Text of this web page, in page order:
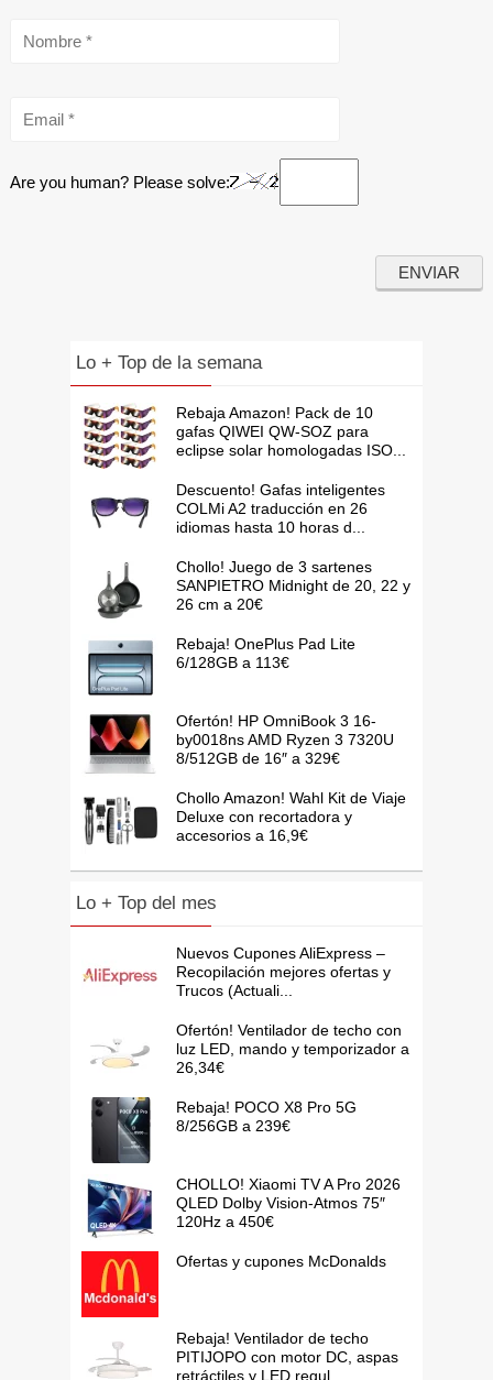
Are you human? Please solve:
Lo + Top de la semana
Rebaja Amazon! Pack de 10
gafas QIWEI QW-SOZ para
eclipse solar homologadas ISO...
Descuento! Gafas inteligentes
COLMi A2 traducción en 26
idiomas hasta 10 horas d...
Chollo! Juego de 3 sartenes
SANPIETRO Midnight de 20, 22 y
26 cm a 20€
Rebaja! OnePlus Pad Lite
6/128GB a 113€
Ofertón! HP OmniBook 3 16-
by0018ns AMD Ryzen 3 7320U
8/512GB de 16″ a 329€
Chollo Amazon! Wahl Kit de Viaje
Deluxe con recortadora y
accesorios a 16,9€
Lo + Top del mes
Nuevos Cupones AliExpress –
Recopilación mejores ofertas y
Trucos (Actuali...
Ofertón! Ventilador de techo con
luz LED, mando y temporizador a
26,34€
Rebaja! POCO X8 Pro 5G
8/256GB a 239€
CHOLLO! Xiaomi TV A Pro 2026
QLED Dolby Vision-Atmos 75″
120Hz a 450€
Ofertas y cupones McDonalds
Rebaja! Ventilador de techo
PITIJOPO con motor DC, aspas
retráctiles y LED regul...